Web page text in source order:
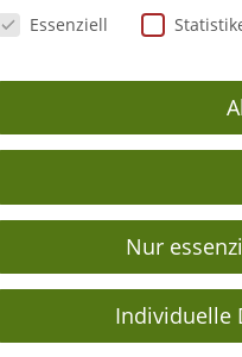
zudem sind eine Menge
Badestrände mitsamt
Datenschutzeinstellungen
Essenziell
Nur
Individuelle